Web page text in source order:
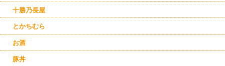
十勝乃長屋
とかちむら
お酒
豚丼